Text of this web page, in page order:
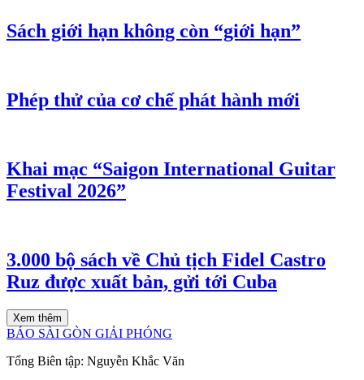
Sách giới hạn không còn “giới hạn”
Phép thử của cơ chế phát hành mới
Khai mạc “Saigon International Guitar
Festival 2026”
3.000 bộ sách về Chủ tịch Fidel Castro
Ruz được xuất bản, gửi tới Cuba
Xem thêm
BÁO SÀI GÒN GIẢI PHÓNG
Tổng Biên tập: Nguyễn Khắc Văn